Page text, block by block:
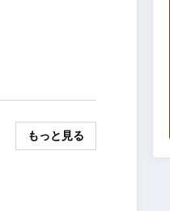
もっと見る